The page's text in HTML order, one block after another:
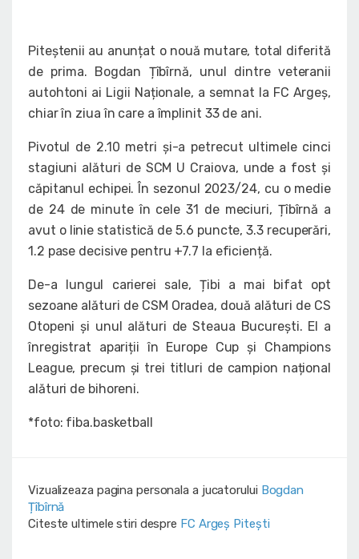
Piteștenii au anunțat o nouă mutare, total diferită
de prima. Bogdan Țîbîrnă, unul dintre veteranii
autohtoni ai Ligii Naționale, a semnat la FC Argeș,
chiar în ziua în care a împlinit 33 de ani.
Pivotul de 2.10 metri și-a petrecut ultimele cinci
stagiuni alături de SCM U Craiova, unde a fost și
căpitanul echipei. În sezonul 2023/24, cu o medie
de 24 de minute în cele 31 de meciuri, Țîbîrnă a
avut o linie statistică de 5.6 puncte, 3.3 recuperări,
1.2 pase decisive pentru +7.7 la eficiență.
De-a lungul carierei sale, Țibi a mai bifat opt
sezoane alături de CSM Oradea, două alături de CS
Otopeni și unul alături de Steaua București. El a
înregistrat apariții în Europe Cup și Champions
League, precum și trei titluri de campion național
alături de bihoreni.
*foto: fiba.basketball
Vizualizeaza pagina personala a jucatorului Bogdan
Țîbîrnă
Citeste ultimele stiri despre FC Argeș Pitești